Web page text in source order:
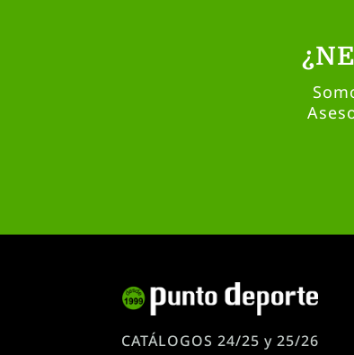
CATÁLOGOS 24/25 y 25/26